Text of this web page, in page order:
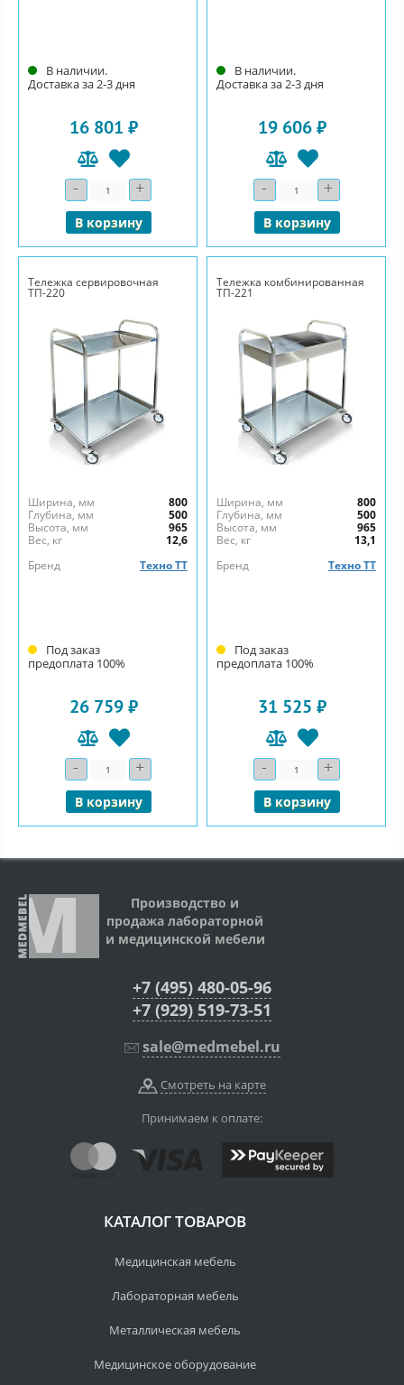
В наличии.
Доставка за 2-3 дня
16 801 ₽
- Количество+
В корзину
В наличии.
Доставка за 2-3 дня
19 606 ₽
- Количество+
В корзину
Тележка сервировочная
ТП-220
Ширина, мм
800
Глубина, мм
500
Высота, мм
965
Вес, кг
12,6
Бренд
Техно ТТ
Под заказ
предоплата 100%
26 759 ₽
- Количество+
В корзину
Тележка комбинированная
ТП-221
Ширина, мм
800
Глубина, мм
500
Высота, мм
965
Вес, кг
13,1
Бренд
Техно ТТ
Под заказ
предоплата 100%
31 525 ₽
- Количество+
В корзину
Производство и
продажа лабораторной
и медицинской мебели
+7 (495) 480-05-96
+7 (929) 519-73-51
sale@medmebel.ru
Смотреть на карте
Принимаем к оплате:
КАТАЛОГ ТОВАРОВ
Медицинская мебель
Лабораторная мебель
Металлическая мебель
Медицинское оборудование